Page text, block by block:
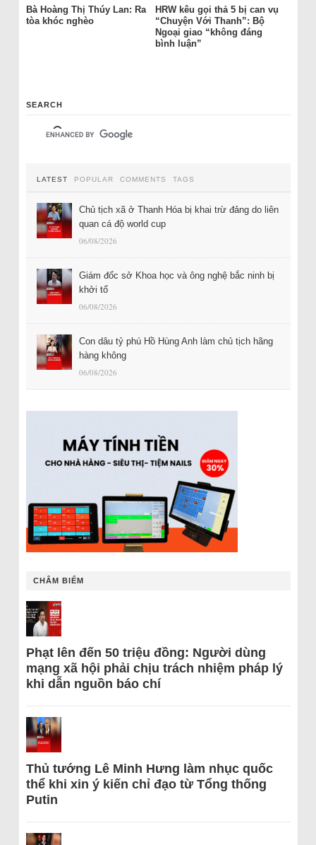
Bà Hoàng Thị Thúy Lan: Ra
tòa khóc nghèo
HRW kêu gọi thả 5 bị can vụ
“Chuyện Với Thanh”: Bộ
Ngoại giao “không đáng
bình luận”
SEARCH
LATEST POPULAR COMMENTS TAGS
Chủ tịch xã ở Thanh Hóa bị khai trừ đảng do liên
quan cá độ world cup
06/08/2026
Giám đốc sở Khoa học và ông nghệ bắc ninh bị
khởi tố
06/08/2026
Con dâu tỷ phú Hồ Hùng Anh làm chủ tịch hãng
hàng không
06/08/2026
CHÂM BIẾM
Phạt lên đến 50 triệu đồng: Người dùng
mạng xã hội phải chịu trách nhiệm pháp lý
khi dẫn nguồn báo chí
Thủ tướng Lê Minh Hưng làm nhục quốc
thể khi xin ý kiến chỉ đạo từ Tổng thống
Putin